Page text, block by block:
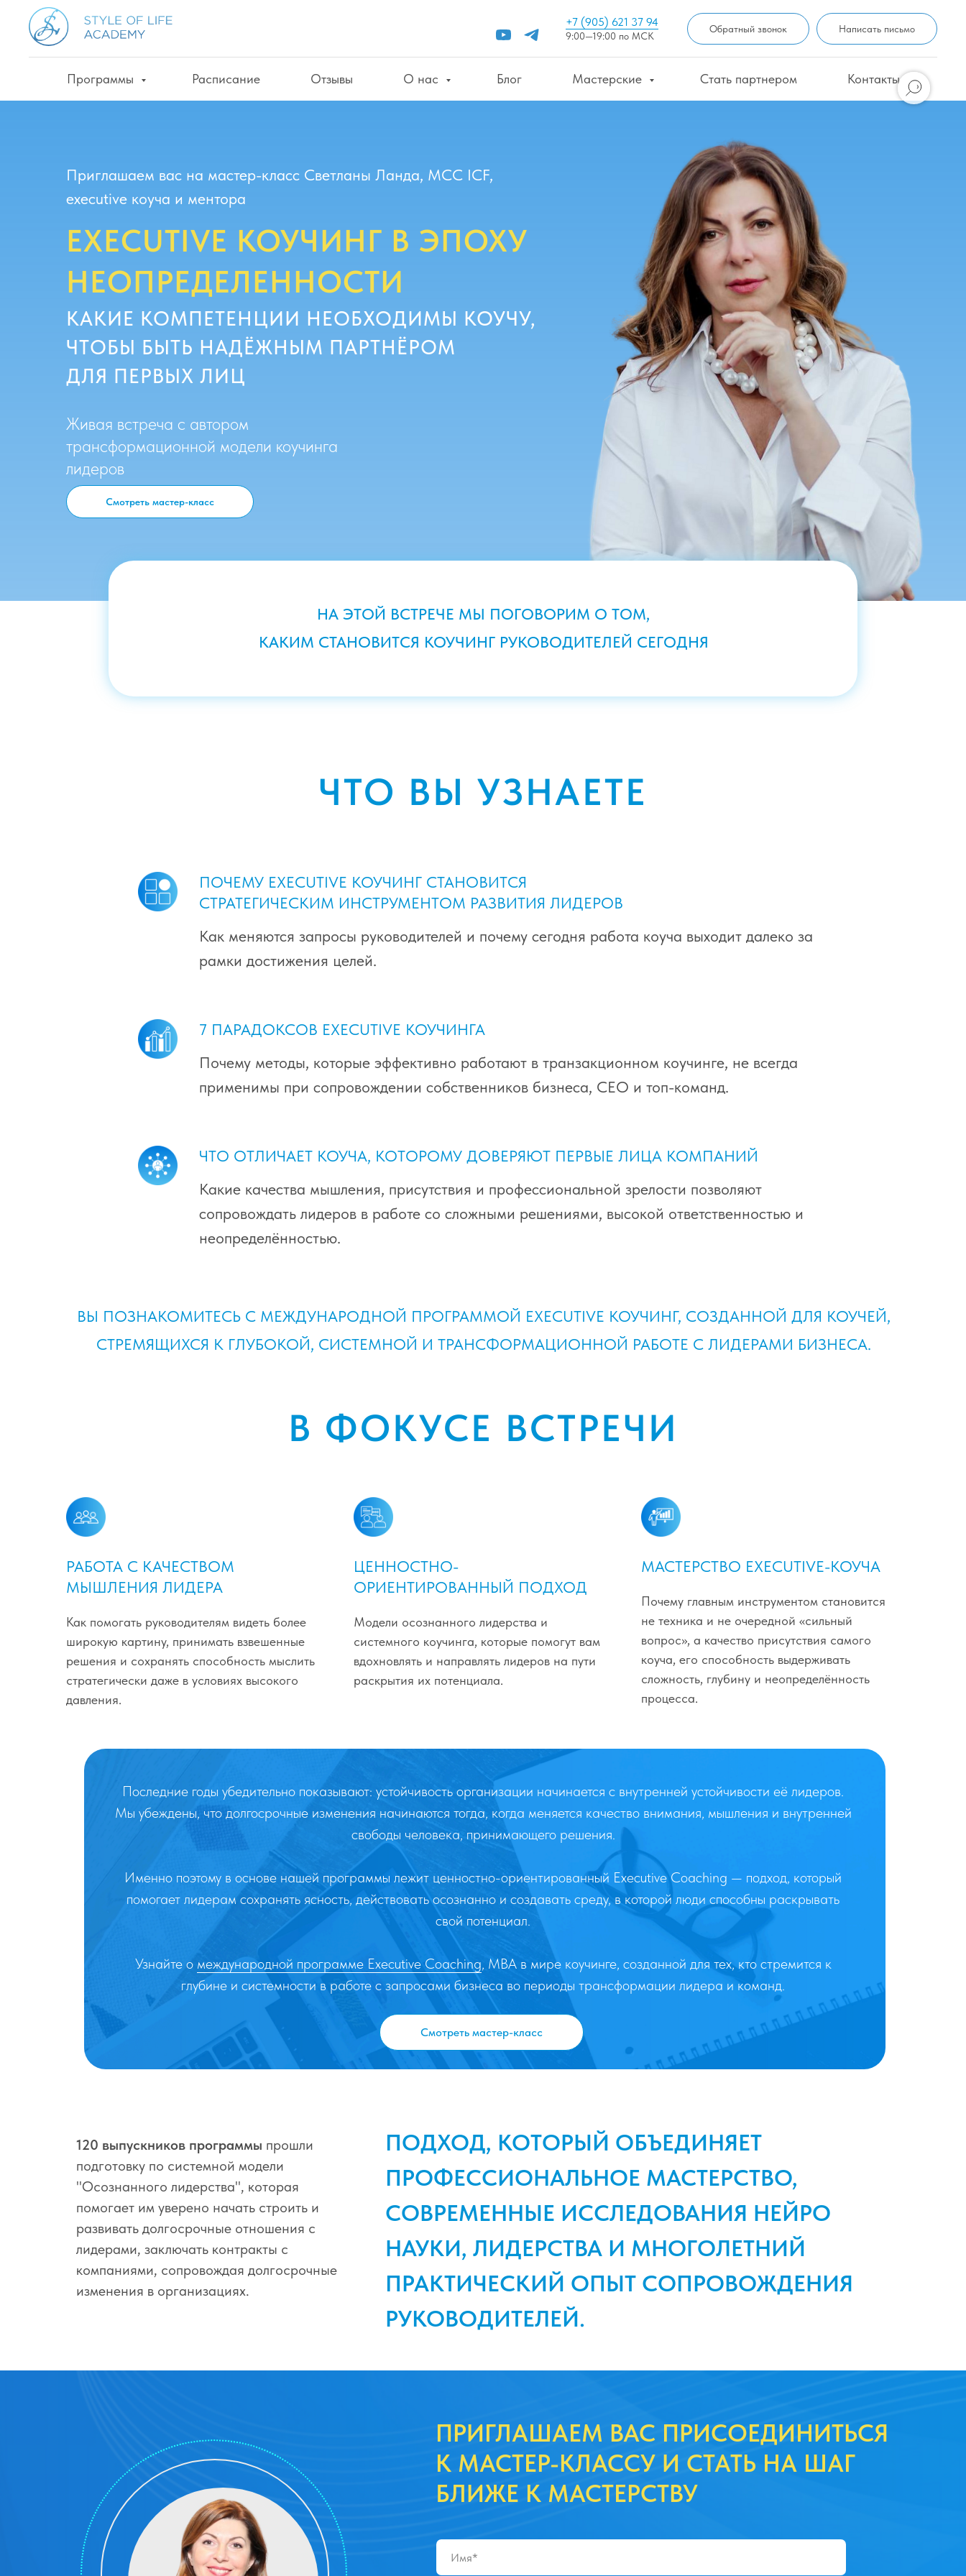
+7 (905) 621 37 94
9:00—19:00 по МСК
Обратный звонок Написать письмо
Программы Расписание Отзывы О нас Блог Мастерские Стать партнером Контакты
EXECUTIVE КОУЧИНГ В ЭПОХУ
НЕОПРЕДЕЛЕННОСТИ
КАКИЕ КОМПЕТЕНЦИИ НЕОБХОДИМЫ КОУЧУ,
ЧТОБЫ БЫТЬ НАДЁЖНЫМ ПАРТНЁРОМ ДЛЯ
КАКИЕ КОМПЕТЕНЦИИ НЕОБХОДИМЫ КОУЧУ,
ЧТОБЫ БЫТЬ НАДЁЖНЫМ ПАРТНЁРОМ
ДЛЯ ПЕРВЫХ ЛИЦ
Живая встреча с автором
трансформационной модели коучинга
лидеров
Приглашаем вас на мастер-класс Светланы Ланда, МСС ICF,
executive коуча и ментора
НА ЭТОЙ ВСТРЕЧЕ МЫ ПОГОВОРИМ О ТОМ,
КАКИМ СТАНОВИТСЯ КОУЧИНГ РУКОВОДИТЕЛЕЙ СЕГОДНЯ
Смотреть мастер-класс
ЧТО ВЫ УЗНАЕТЕ
ПОЧЕМУ EXECUTIVE КОУЧИНГ СТАНОВИТСЯ
СТРАТЕГИЧЕСКИМ ИНСТРУМЕНТОМ РАЗВИТИЯ ЛИДЕРОВ
Как меняются запросы руководителей и почему сегодня работа коуча выходит далеко за
рамки достижения целей.
7 ПАРАДОКСОВ EXECUTIVE КОУЧИНГА
Почему методы, которые эффективно работают в транзакционном коучинге, не всегда
применимы при сопровождении собственников бизнеса, CEO и топ-команд.
ЧТО ОТЛИЧАЕТ КОУЧА, КОТОРОМУ ДОВЕРЯЮТ ПЕРВЫЕ ЛИЦА КОМПАНИЙ
Какие качества мышления, присутствия и профессиональной зрелости позволяют
сопровождать лидеров в работе со сложными решениями, высокой ответственностью и
неопределённостью.
ВЫ ПОЗНАКОМИТЕСЬ С МЕЖДУНАРОДНОЙ ПРОГРАММОЙ EXECUTIVE КОУЧИНГ, СОЗДАННОЙ ДЛЯ КОУЧЕЙ,
СТРЕМЯЩИХСЯ К ГЛУБОКОЙ, СИСТЕМНОЙ И ТРАНСФОРМАЦИОННОЙ РАБОТЕ С ЛИДЕРАМИ БИЗНЕСА.
В ФОКУСЕ ВСТРЕЧИ
РАБОТА С КАЧЕСТВОМ
МЫШЛЕНИЯ ЛИДЕРА
Как помогать руководителям видеть более
широкую картину, принимать взвешенные
решения и сохранять способность мыслить
стратегически даже в условиях высокого
давления.
ЦЕННОСТНО-
ОРИЕНТИРОВАННЫЙ ПОДХОД
Модели осознанного лидерства и
системного коучинга, которые помогут вам
вдохновлять и направлять лидеров на пути
раскрытия их потенциала.
МАСТЕРСТВО EXECUTIVE-КОУЧА
Почему главным инструментом становится
не техника и не очередной «сильный
вопрос», а качество присутствия самого
коуча, его способность выдерживать
сложность, глубину и неопределённость
процесса.
Последние годы убедительно показывают: устойчивость организации начинается с внутренней устойчивости её лидеров.
Мы убеждены, что долгосрочные изменения начинаются тогда, когда меняется качество внимания, мышления и внутренней
свободы человека, принимающего решения.
Именно поэтому в основе нашей программы лежит ценностно-ориентированный Executive Coaching — подход, который
помогает лидерам сохранять ясность, действовать осознанно и создавать среду, в которой люди способны раскрывать
свой потенциал.
Узнайте о международной программе Executive Coaching, MBA в мире коучинге, созданной для тех, кто стремится к
глубине и системности в работе с запросами бизнеса во периоды трансформации лидера и команд.
Смотреть мастер-класс
120 выпускников программы прошли
подготовку по системной модели
"Осознанного лидерства", которая
помогает им уверено начать строить и
развивать долгосрочные отношения с
лидерами, заключать контракты с
компаниями, сопровождая долгосрочные
изменения в организациях.
ПОДХОД, КОТОРЫЙ ОБЪЕДИНЯЕТ
ПРОФЕССИОНАЛЬНОЕ МАСТЕРСТВО, СОВРЕМЕННЫЕ
ИССЛЕДОВАНИЯ НЕЙРО НАУКИ, ЛИДЕРСТВА И
в меняющемся мире, о том, как лидерам сохранять
ПОДХОД, КОТОРЫЙ ОБЪЕДИНЯЕТ
ПРОФЕССИОНАЛЬНОЕ МАСТЕРСТВО,
СОВРЕМЕННЫЕ ИССЛЕДОВАНИЯ НЕЙРО
НАУКИ, ЛИДЕРСТВА И МНОГОЛЕТНИЙ
ПРАКТИЧЕСКИЙ ОПЫТ СОПРОВОЖДЕНИЯ
РУКОВОДИТЕЛЕЙ.
ПРИГЛАШАЕМ ВАС ПРИСОЕДИНИТЬСЯ
К МАСТЕР-КЛАССУ И СТАТЬ НА ШАГ
БЛИЖЕ К МАСТЕРСТВУ